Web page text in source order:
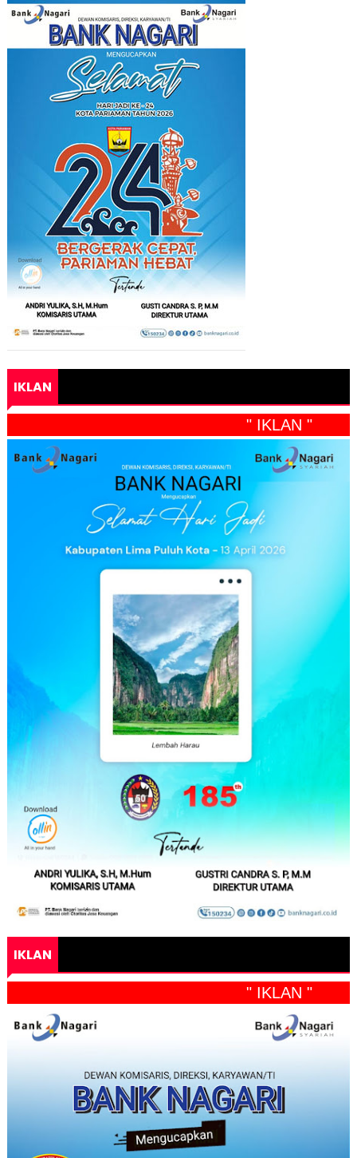
IKLAN
" IKLAN "
IKLAN
" IKLAN "